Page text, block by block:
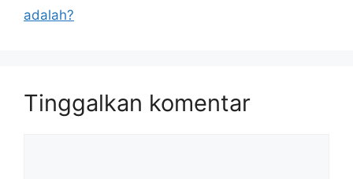
adalah?
Tinggalkan komentar